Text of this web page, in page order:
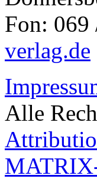
Fon:
verlag.de
Alle